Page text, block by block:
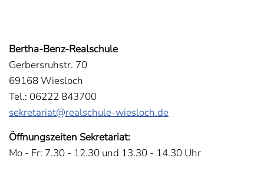
Bertha-Benz-Realschule
Gerbersruhstr. 70
69168 Wiesloch
Tel.: 06222 843700
sekretariat@realschule-wiesloch.de
Öffnungszeiten Sekretariat:
Mo - Fr: 7.30 - 12.30 und 13.30 - 14.30 Uhr